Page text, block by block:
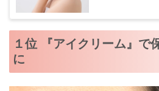
１位 『アイクリーム』で
に